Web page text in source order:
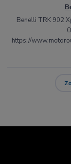
Benelli TRK 902
https://